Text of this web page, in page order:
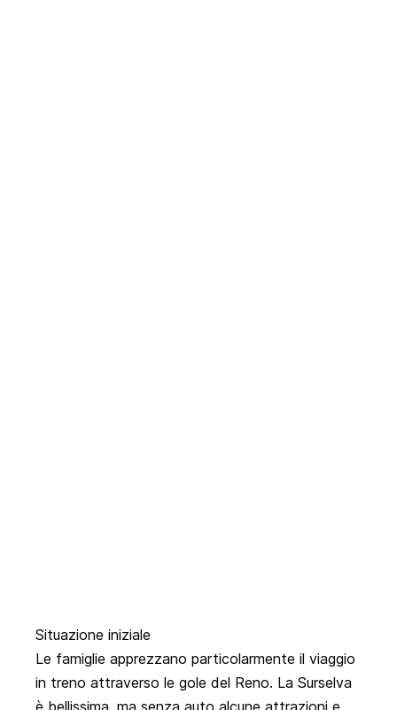
Situazione iniziale
Le famiglie apprezzano particolarmente il viaggio
in treno attraverso le gole del Reno. La Surselva